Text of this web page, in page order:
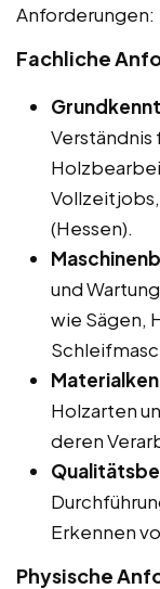
Anforderungen:
Fachliche
(Hessen).
und
wie Sägen,
Holzarten
deren
Erkennen
Physische